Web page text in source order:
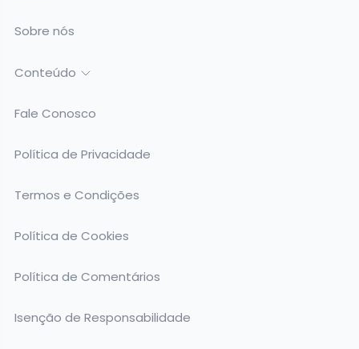
Sobre nós
Conteúdo
Fale Conosco
Política de Privacidade
Termos e Condições
Política de Cookies
Política de Comentários
Isenção de Responsabilidade